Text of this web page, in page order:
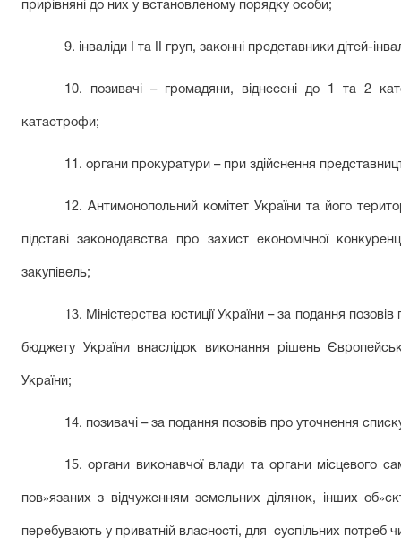
прирівняні до них у встановленому порядку особи;
9. інваліди І та ІІ груп, законні представники дітей-
10. позивачі – громадяни, віднесені до 1 та 2
катастрофи;
11. органи прокуратури – при здійснення
12. Антимонопольний комітет України та його
підставі законодавства про захист економічної
закупівель;
13. Міністерства юстиції України – за подання
бюджету України внаслідок виконання рішень
України;
14. позивачі – за подання позовів про уточнення
15. органи виконавчої влади та органи місцевого
пов»язаних з відчуженням земельних ділянок, інших
перебувають у приватній власності, для суспільних потреб